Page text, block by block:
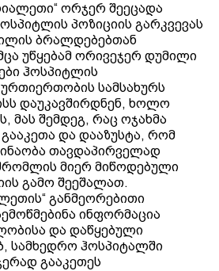
ორჯერ შეეცადა
პოზიციის გარკვევას
ბრალდებებთან
უწყებამ ორივეჯერ დუმილი
ჰოსპიტლის
სამსახურს
დაუკავშირდნენ, ხოლო
მას შემდეგ, რაც ოჯახმა
და დააზუსტა, რომ
თავდაპირველად
მიერ მიწოდებული
გამო შეეშალათ.
განმეორებითი
ინფორმაცია
და დაწყებული
სამხედრო ჰოსპიტალში
გააკეთეს